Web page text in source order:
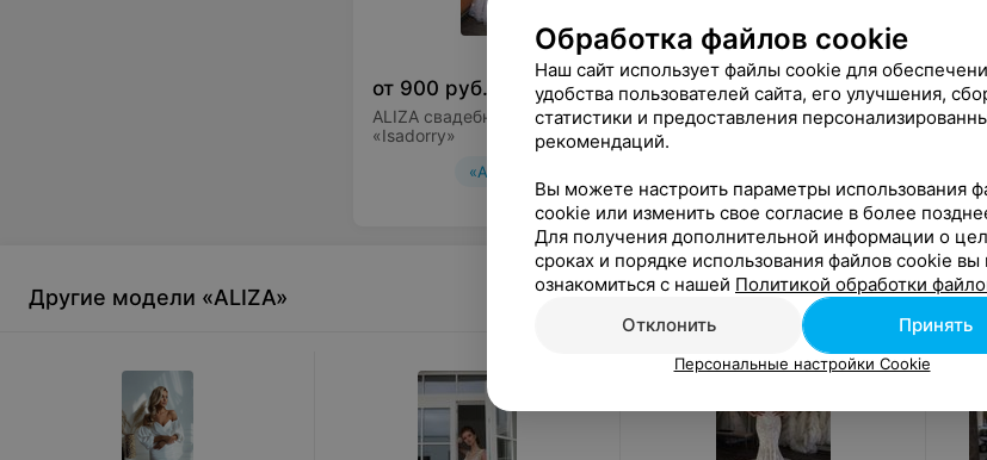
от 900 руб.
ALIZA свадебное платье
«Isadorry»
«ALIZA»
от 800 руб.
ALIZA свадебное платье «Alicee
Другие модели «ALIZA»
Обработка файлов cookie
Наш сайт использует файлы cookie для
удобства пользователей сайта, его улучшения,
статистики и предоставления
рекомендаций.
Вы можете настроить параметры использования
cookie или изменить свое согласие в более
Для получения дополнительной информации о
сроках и порядке использования файлов cookie
ознакомиться с нашей Политикой обработки
Отклонить
Принять
Персональные настройки Cookie